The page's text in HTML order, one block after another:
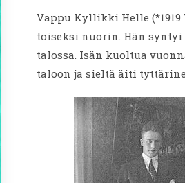
Vappu Kyllikki Helle
toiseksi nuorin. Hän syntyi
talossa. Isän kuoltua
taloon ja sieltä äiti